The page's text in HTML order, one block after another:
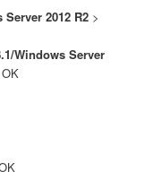
Server 2012 R2 >
Windows Server